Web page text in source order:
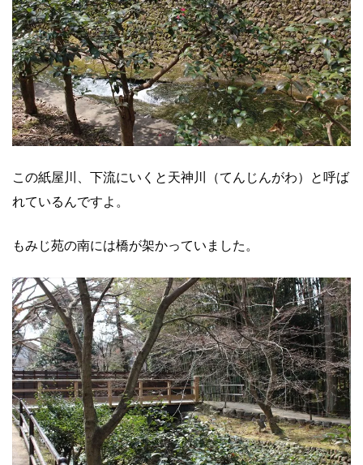
この紙屋川、下流にいくと天神川（てんじんがわ）と呼ば
れているんですよ。
もみじ苑の南には橋が架かっていました。